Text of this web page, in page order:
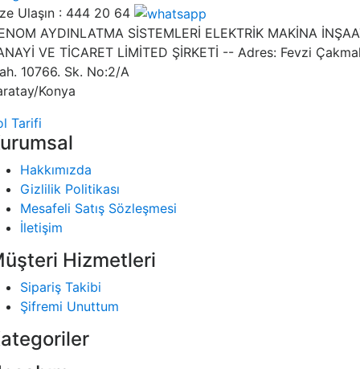
Ulaşın : 444 20 64
AYDINLATMA SİSTEMLERİ ELEKTRİK MAKİNA
VE TİCARET LİMİTED ŞİRKETİ -- Adres: Fevzi
10766. Sk. No:2/A
Konya
Tarifi
Hakkımızda
Gizlilik Politikası
Mesafeli Satış Sözleşmesi
İletişim
Hizmetleri
Sipariş Takibi
Şifremi Unuttum